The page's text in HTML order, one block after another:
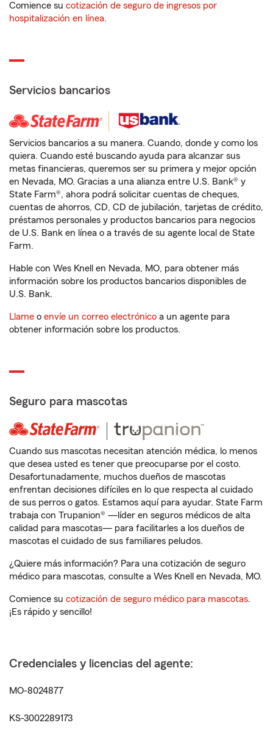
Comience su cotización de seguro de ingresos por
hospitalización en línea.
Servicios bancarios
Servicios bancarios a su manera. Cuando, donde y como los
quiera. Cuando esté buscando ayuda para alcanzar sus
metas financieras, queremos ser su primera y mejor opción
en Nevada, MO. Gracias a una alianza entre U.S. Bank® y
State Farm®, ahora podrá solicitar cuentas de cheques,
cuentas de ahorros, CD, CD de jubilación, tarjetas de crédito,
préstamos personales y productos bancarios para negocios
de U.S. Bank en línea o a través de su agente local de State
Farm.
Hable con Wes Knell en Nevada, MO, para obtener más
información sobre los productos bancarios disponibles de
U.S. Bank.
Llame o envíe un correo electrónico a un agente para
obtener información sobre los productos.
Seguro para mascotas
Cuando sus mascotas necesitan atención médica, lo menos
que desea usted es tener que preocuparse por el costo.
Desafortunadamente, muchos dueños de mascotas
enfrentan decisiones difíciles en lo que respecta al cuidado
de sus perros o gatos. Estamos aquí para ayudar. State Farm
trabaja con Trupanion® —líder en seguros médicos de alta
calidad para mascotas— para facilitarles a los dueños de
mascotas el cuidado de sus familiares peludos.
¿Quiere más información? Para una cotización de seguro
médico para mascotas, consulte a Wes Knell en Nevada, MO.
Comience su cotización de seguro médico para mascotas.
¡Es rápido y sencillo!
Credenciales y licencias del agente:
MO-8024877
KS-3002289173